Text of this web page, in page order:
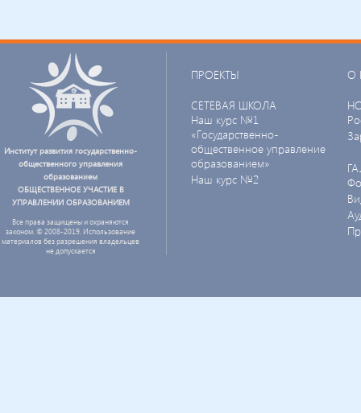
Институт развития государственно-
общественного управления
образованием
ОБЩЕСТВЕННОЕ УЧАСТИЕ В
УПРАВЛЕНИИ ОБРАЗОВАНИЕМ
Все права защищены и охраняются
законом. © 2008-2019. Использование
материалов без разрешения владельцев
не допускается
ПРОЕКТЫ
СЕТЕВАЯ ШКОЛА
Наш курс №1
«Государственно-
общественное управление
образованием»
Наш курс №2
О